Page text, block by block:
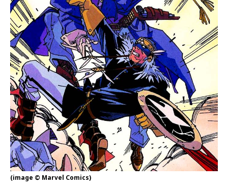
(image © Marvel Comics)